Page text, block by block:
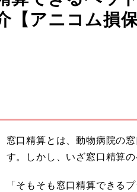
【アニコム損
窓口精算とは、動物病院の
す。しかし、いざ窓口精算
「そもそも窓口精算できる